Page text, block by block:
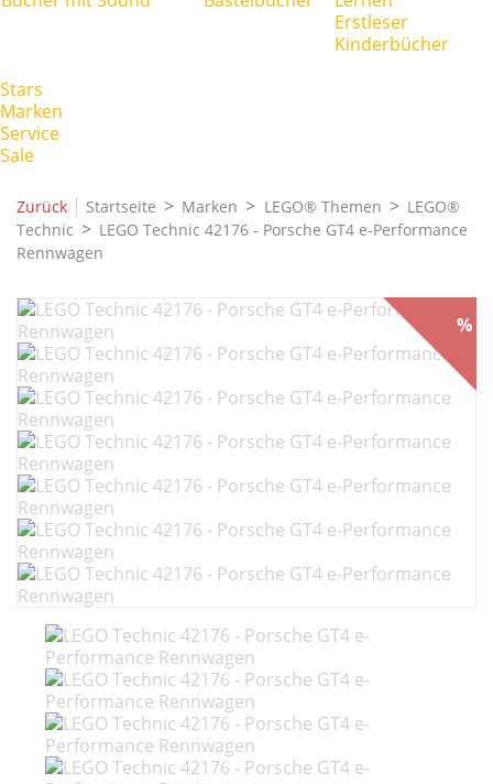
Erstleser
Kinderbücher
Stars
Marken
Service
Sale
Zurück | Startseite Marken LEGO® Themen
LEGO®
Technic
LEGO Technic 42176 - Porsche GT4 e-Performance
Rennwagen
%